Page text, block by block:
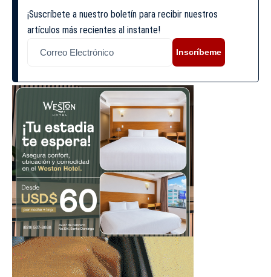
¡Suscríbete a nuestro boletín para recibir nuestros
artículos más recientes al instante!
Inscríbeme